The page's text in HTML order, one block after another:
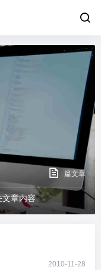
篇文章
文章内容
2010-11-28